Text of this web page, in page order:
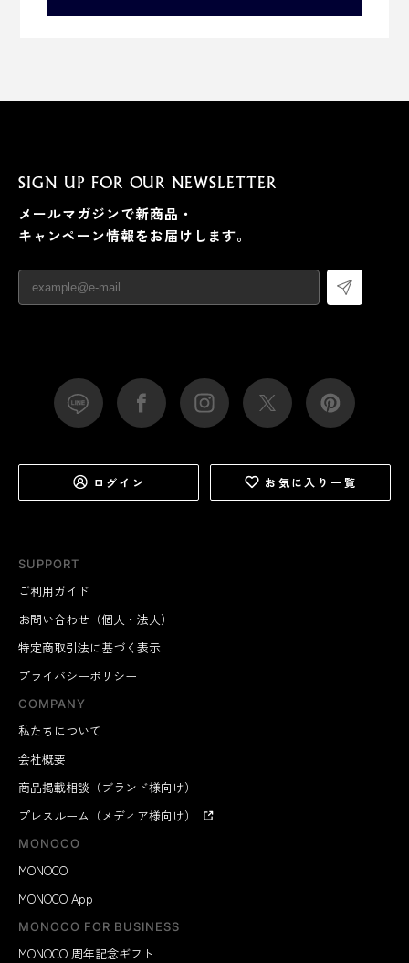
SUPPORT
ご利用ガイド
お問い合わせ（個人・法人）
特定商取引法に基づく表示
プライバシーポリシー
COMPANY
私たちについて
会社概要
商品掲載相談（ブランド様向け）
プレスルーム（メディア様向け）
MONOCO
MONOCO
MONOCO App
MONOCO FOR BUSINESS
MONOCO 周年記念ギフト
SIGN UP FOR OUR NEWSLETTER
メールマガジンで新商品・
キャンペーン情報をお届けします。
ログイン お気に入り一覧